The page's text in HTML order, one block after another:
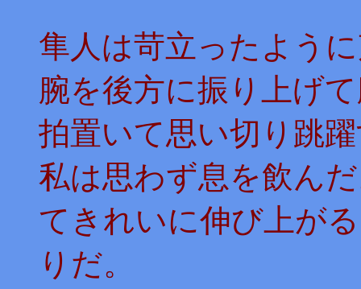
隼人は苛立ったよう
腕を後方に振り上げ
拍置いて思い切り跳
私は思わず息を飲ん
てきれいに伸び上が
りだ。